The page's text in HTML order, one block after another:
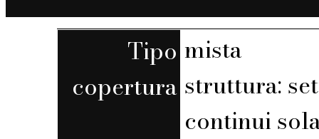
Tipo
copertura
mista
struttura:
continui